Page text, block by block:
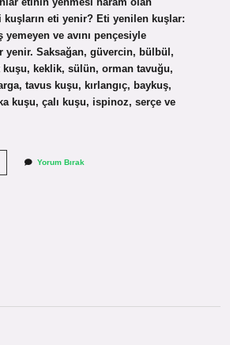
kuşların eti yenir? Eti yenilen kuşlar:
yemeyen ve avını pençesiyle
yenir. Saksağan, güvercin, bülbül,
kuşu, keklik, sülün, orman tavuğu,
tavus kuşu, kırlangıç, baykuş,
kuşu, çalı kuşu, ispinoz, serçe ve
Yorum Bırak